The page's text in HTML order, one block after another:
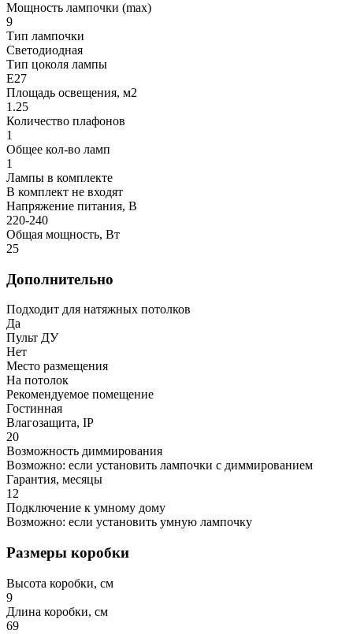
Мощность лампочки (max)
9
Тип лампочки
Светодиодная
Тип цоколя лампы
E27
Площадь освещения, м2
1.25
Количество плафонов
1
Общее кол-во ламп
1
Лампы в комплекте
В комплект не входят
Напряжение питания, В
220-240
Общая мощность, Вт
25
Дополнительно
Подходит для натяжных потолков
Да
Пульт ДУ
Нет
Место размещения
На потолок
Рекомендуемое помещение
Гостинная
Влагозащита, IP
20
Возможность диммирования
Возможно: если установить лампочки с диммированием
Гарантия, месяцы
12
Подключение к умному дому
Возможно: если установить умную лампочку
Размеры коробки
Высота коробки, см
9
Длина коробки, см
69